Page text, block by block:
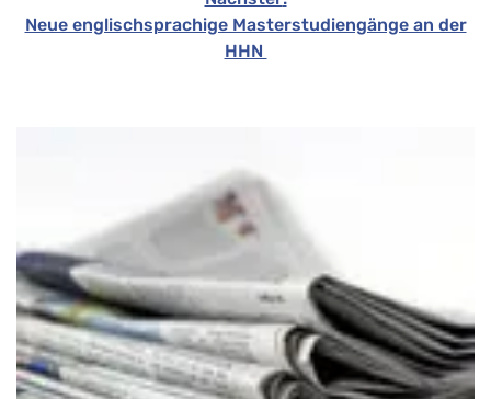
Neue englischsprachige Masterstudiengänge an der
HHN